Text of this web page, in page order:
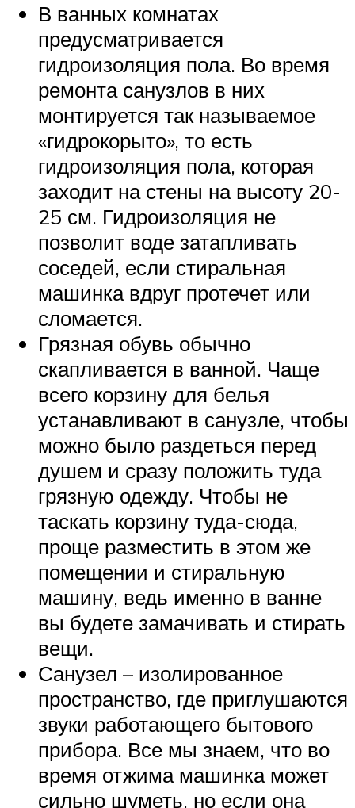
В ванных комнатах
предусматривается
гидроизоляция пола. Во время
ремонта санузлов в них
монтируется так называемое
«гидрокорыто», то есть
гидроизоляция пола, которая
заходит на стены на высоту 20-
25 см. Гидроизоляция не
позволит воде затапливать
соседей, если стиральная
машинка вдруг протечет или
сломается.
Грязная обувь обычно
скапливается в ванной. Чаще
всего корзину для белья
устанавливают в санузле, чтобы
можно было раздеться перед
душем и сразу положить туда
грязную одежду. Чтобы не
таскать корзину туда-сюда,
проще разместить в этом же
помещении и стиральную
машину, ведь именно в ванне
вы будете замачивать и стирать
вещи.
Санузел – изолированное
пространство, где приглушаются
звуки работающего бытового
прибора. Все мы знаем, что во
время отжима машинка может
сильно шуметь, но если она